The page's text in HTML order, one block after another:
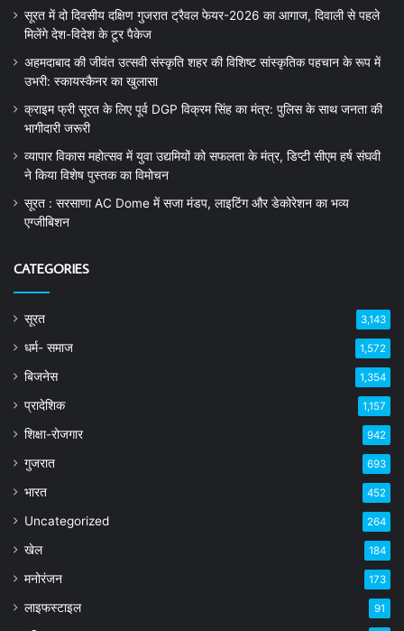
सूरत में दो दिवसीय दक्षिण गुजरात ट्रैवल फेयर-2026 का आगाज, दिवाली से पहले
मिलेंगे देश-विदेश के टूर पैकेज
अहमदाबाद की जीवंत उत्सवी संस्कृति शहर की विशिष्ट सांस्कृतिक पहचान के रूप में
उभरी: स्कायस्कैनर का खुलासा
क्राइम फ्री सूरत के लिए पूर्व DGP विक्रम सिंह का मंत्र: पुलिस के साथ जनता की
भागीदारी जरूरी
व्यापार विकास महोत्सव में युवा उद्यमियों को सफलता के मंत्र, डिप्टी सीएम हर्ष संघवी
ने किया विशेष पुस्तक का विमोचन
सूरत : सरसाणा AC Dome में सजा मंडप, लाइटिंग और डेकोरेशन का भव्य
एग्जीबिशन
CATEGORIES
सूरत 3,143
धर्म- समाज 1,572
बिजनेस 1,354
प्रादेशिक 1,157
शिक्षा-रोजगार 942
गुजरात 693
भारत 452
Uncategorized 264
खेल 184
मनोरंजन 173
लाइफस्टाइल 91